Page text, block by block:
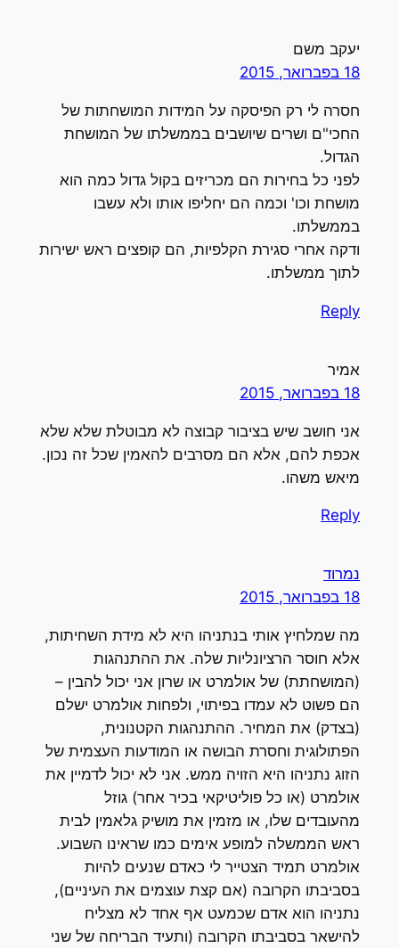
יעקב משם
18 בפברואר, 2015
חסרה לי רק הפיסקה על המידות המושחתות של
החכי"ם ושרים שיושבים בממשלתו של המושחת
הגדול.
לפני כל בחירות הם מכריזים בקול גדול כמה הוא
מושחת וכו' וכמה הם יחליפו אותו ולא עשבו
בממשלתו.
ודקה אחרי סגירת הקלפיות, הם קופצים ראש ישירות
לתוך ממשלתו.
Reply
אמיר
18 בפברואר, 2015
אני חושב שיש בציבור קבוצה לא מבוטלת שלא שלא
אכפת להם, אלא הם מסרבים להאמין שכל זה נכון.
מיאש משהו.
Reply
נמרוד
18 בפברואר, 2015
מה שמלחיץ אותי בנתניהו היא לא מידת השחיתות,
אלא חוסר הרציונליות שלה. את ההתנהגות
(המושחתת) של אולמרט או שרון אני יכול להבין –
הם פשוט לא עמדו בפיתוי, ולפחות אולמרט ישלם
(בצדק) את המחיר. ההתנהגות הקטנונית,
הפתולוגית וחסרת הבושה או המודעות העצמית של
הזוג נתניהו היא הזויה ממש. אני לא יכול לדמיין את
אולמרט (או כל פוליטיקאי בכיר אחר) גוזל
מהעובדים שלו, או מזמין את מושיק גלאמין לבית
ראש הממשלה למופע אימים כמו שראינו השבוע.
אולמרט תמיד הצטייר לי כאדם שנעים להיות
בסביבתו הקרובה (אם קצת עוצמים את העיניים),
נתניהו הוא אדם שכמעט אף אחד לא מצליח
להישאר בסביבתו הקרובה (ותעיד הבריחה של שני